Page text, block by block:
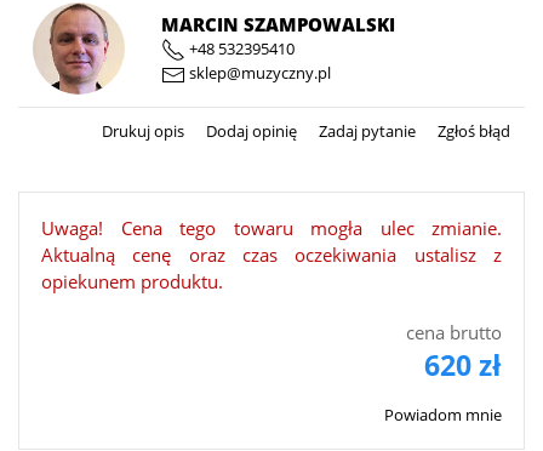
MARCIN SZAMPOWALSKI
+48 532395410
sklep@muzyczny.pl
Drukuj opis Dodaj opinię Zadaj pytanie Zgłoś błąd
Uwaga! Cena tego towaru mogła ulec zmianie.
Aktualną cenę oraz czas oczekiwania ustalisz z
opiekunem produktu.
cena brutto
620 zł
Powiadom mnie